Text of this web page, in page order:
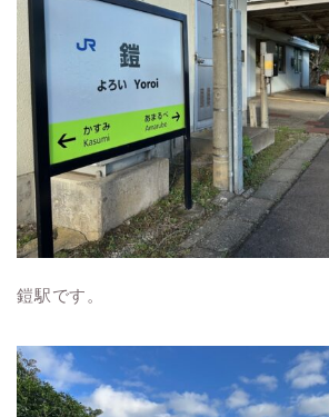
鎧駅です。